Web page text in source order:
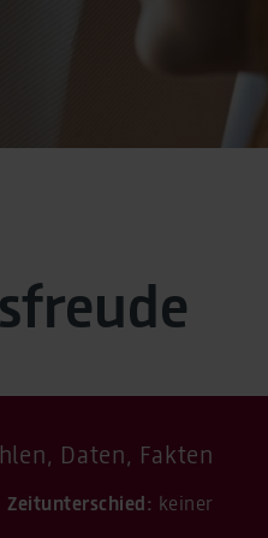
Daten, Fakten
Zeitunterschied: keiner